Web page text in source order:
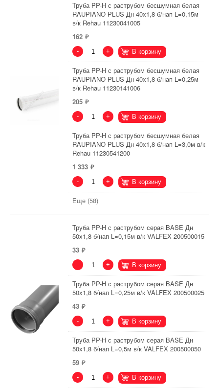
Труба PP-H с раструбом бесшумная белая
RAUPIANO PLUS Дн 40х1,8 б/нап L=0,15м
в/к Rehau 11230041005
162
- + В корзину
Труба PP-H с раструбом бесшумная белая
RAUPIANO PLUS Дн 40х1,8 б/нап L=0,25м
в/к Rehau 11230141006
205
- + В корзину
Труба PP-H с раструбом бесшумная белая
RAUPIANO PLUS Дн 40х1,8 б/нап L=3,0м в/к
Rehau 11230541200
1 333
- + В корзину
Еще (58)
Труба PP-H с раструбом серая BASE Дн
50х1,8 б/нап L=0,15м в/к VALFEX 200500015
33
- + В корзину
Труба PP-H с раструбом серая BASE Дн
50х1,8 б/нап L=0,25м в/к VALFEX 200500025
43
- + В корзину
Труба PP-H с раструбом серая BASE Дн
50х1,8 б/нап L=0,5м в/к VALFEX 200500050
59
- + В корзину